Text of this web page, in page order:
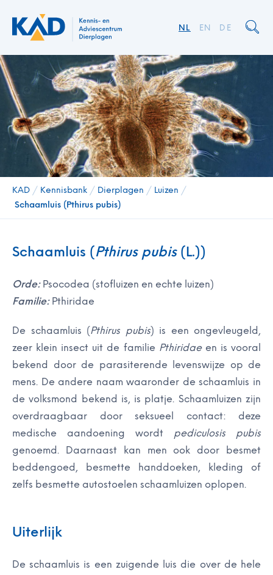
DE
EN
NL
KAD / Kennisbank / Dierplagen / Luizen /
Schaamluis (Pthirus pubis)
Schaamluis (Pthirus pubis(L.))
Orde: Psocodea (stofluizen en echte luizen)
Familie: Pthiridae
De schaamluis (Pthirus pubis) is een ongevleugeld,
zeer klein insect uit de familie Pthiridaeen is vooral
bekend door de parasiterende levenswijze op de
mens. De andere naam waaronder de schaamluis in
de volksmond bekend is, is platje. Schaamluizen zijn
overdraagbaar door seksueel contact: deze
medische aandoening wordt pediculosis pubis
genoemd. Daarnaast kan men ook door besmet
beddengoed, besmette handdoeken, kleding of
zelfs besmette autostoelen schaamluizen oplopen.
Uiterlijk
De schaamluis is een zuigende luis die over de hele